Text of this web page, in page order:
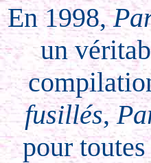
En 1998,
un
fusillés,
pour